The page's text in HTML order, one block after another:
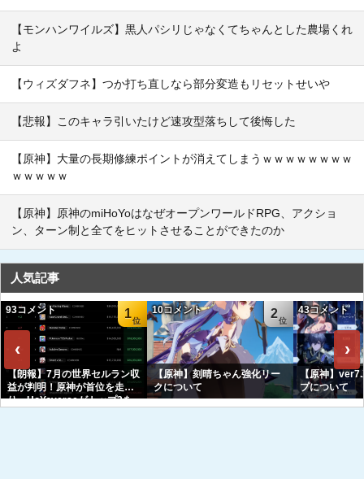
【モンハンワイルズ】黒人パシリじゃなくてちゃんとした農場くれ
よ
【ウィズダフネ】つか打ち直しなら部分変造もリセットせいや
【悲報】このキャラ引いたけど速攻型落ちして後悔した
【原神】大量の長期修練ポイントが消えてしまうｗｗｗｗｗｗｗｗ
ｗｗｗｗｗ
【原神】原神のmiHoYoはなぜオープンワールドRPG、アクショ
ン、ターン制と全てをヒットさせることができたのか
人気記事
‹
1
93コメント
【朗報】7月の世界セルラン収
益が判明！原神が首位を走
り、HoYoverseがトップ3を
2
10コメント
【原神】刻晴ちゃん強化リー
クについて
43コメント
【原神】
プについて
›